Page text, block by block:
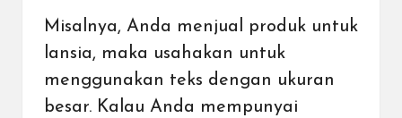
Misalnya, Anda menjual produk untuk
lansia, maka usahakan untuk
menggunakan teks dengan ukuran
besar. Kalau Anda mempunyai